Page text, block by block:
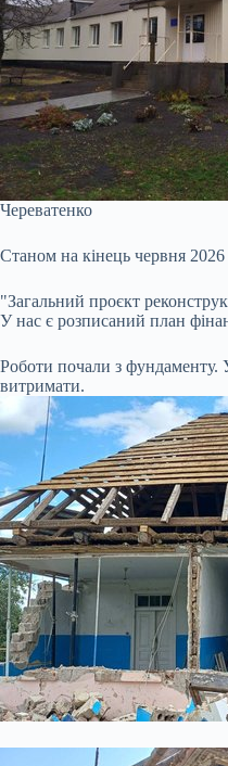
Череватенко
Станом на кінець червня
"Загальний проєкт
У нас є розписаний план
Роботи почали з фундаменту.
витримати.